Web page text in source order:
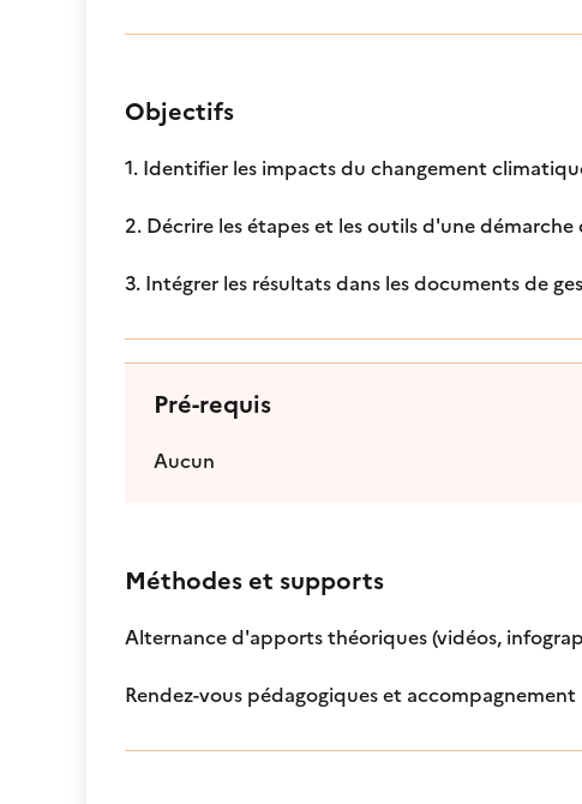
Objectifs
1. Identifier les impacts du changement
2. Décrire les étapes et les outils d'une
3. Intégrer les résultats dans les documents de
Pré-requis
Aucun
Méthodes et supports
Alternance d'apports théoriques (vidéos,
Rendez-vous pédagogiques et